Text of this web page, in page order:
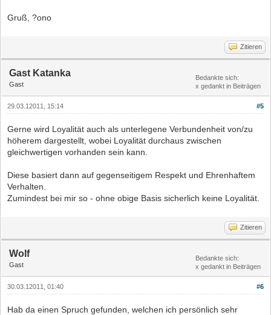
Gruß, ?ono
Zitieren
Gast Katanka
Gast
Bedankte sich:
x gedankt in Beiträgen
#5
29.03.12011, 15:14
Gerne wird Loyalität auch als unterlegene Verbundenheit von/zu
höherem dargestellt, wobei Loyalität durchaus zwischen
gleichwertigen vorhanden sein kann.
Diese basiert dann auf gegenseitigem Respekt und Ehrenhaftem
Verhalten.
Zumindest bei mir so - ohne obige Basis sicherlich keine Loyalität.
Zitieren
Wolf
Gast
Bedankte sich:
x gedankt in Beiträgen
#6
30.03.12011, 01:40
Hab da einen Spruch gefunden, welchen ich persönlich sehr